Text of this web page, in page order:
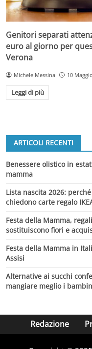
Genitori separati
euro al giorno per
Verona
Michele Messina 10
Leggi di più
ARTICOLI RECENTI
Benessere olistico in
mamma
Lista nascita 2026:
chiedono carte regalo
Festa della Mamma,
sostituiscono fiori e
Festa della Mamma in
Assisi
Alternative ai succhi
mangiare meglio i
Redazione